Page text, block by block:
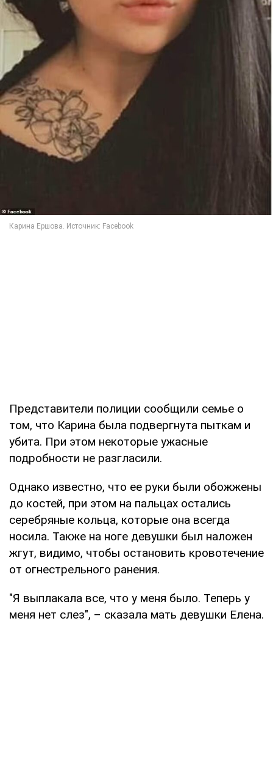
Представители полиции сообщили семье о
том, что Карина была подвергнута пыткам и
убита. При этом некоторые ужасные
подробности не разгласили.
Однако известно, что ее руки были обожжены
до костей, при этом на пальцах остались
серебряные кольца, которые она всегда
носила. Также на ноге девушки был наложен
жгут, видимо, чтобы остановить кровотечение
от огнестрельного ранения.
"Я выплакала все, что у меня было. Теперь у
меня нет слез", ­– сказала мать девушки Елена.